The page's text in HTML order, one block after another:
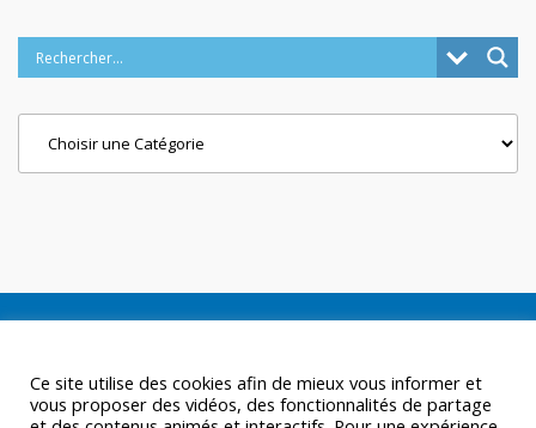
Ce site utilise des cookies afin de mieux vous informer et
vous proposer des vidéos, des fonctionnalités de partage